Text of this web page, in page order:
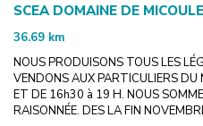
SCEA DOMAINE DE
36.69 km
NOUS PRODUISONS TOUS LES
VENDONS AUX PARTICULIERS
ET DE 16h30 à 19 H. NOUS
RAISONNÉE. DES LA FIN